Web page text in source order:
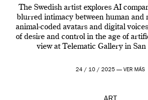
The Swedish artist explores AI
blurred intimacy between human and
animal-coded avatars and digital
of desire and control in the age of
view at Telematic Gallery in San
24 / 10 / 2025 — VER MÁS